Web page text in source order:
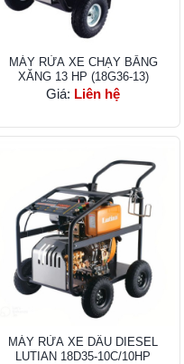
MÁY RỬA XE CHẠY BẰNG
XĂNG 13 HP (18G36-13)
Giá: Liên hệ
MÁY RỬA XE DẦU DIESEL
LUTIAN 18D35-10C/10HP